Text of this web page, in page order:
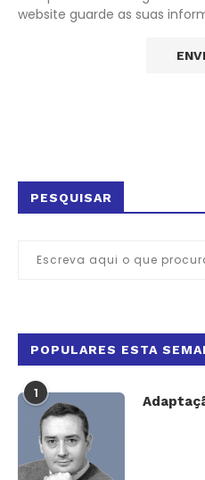
website guarde as suas
PESQUISAR
POPULARES ESTA
1